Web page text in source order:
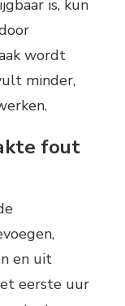
is, kun
wordt
minder,
fout
en uit
eerste uur